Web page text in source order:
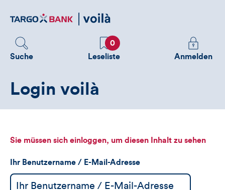
zum
Suche
Favoriten
0
Leseliste
Melden
Sie
sehen
Anmelden
Login voilà
Sie müssen sich einloggen, um diesen Inhalt zu sehen
Ihr Benutzername / E-Mail-Adresse